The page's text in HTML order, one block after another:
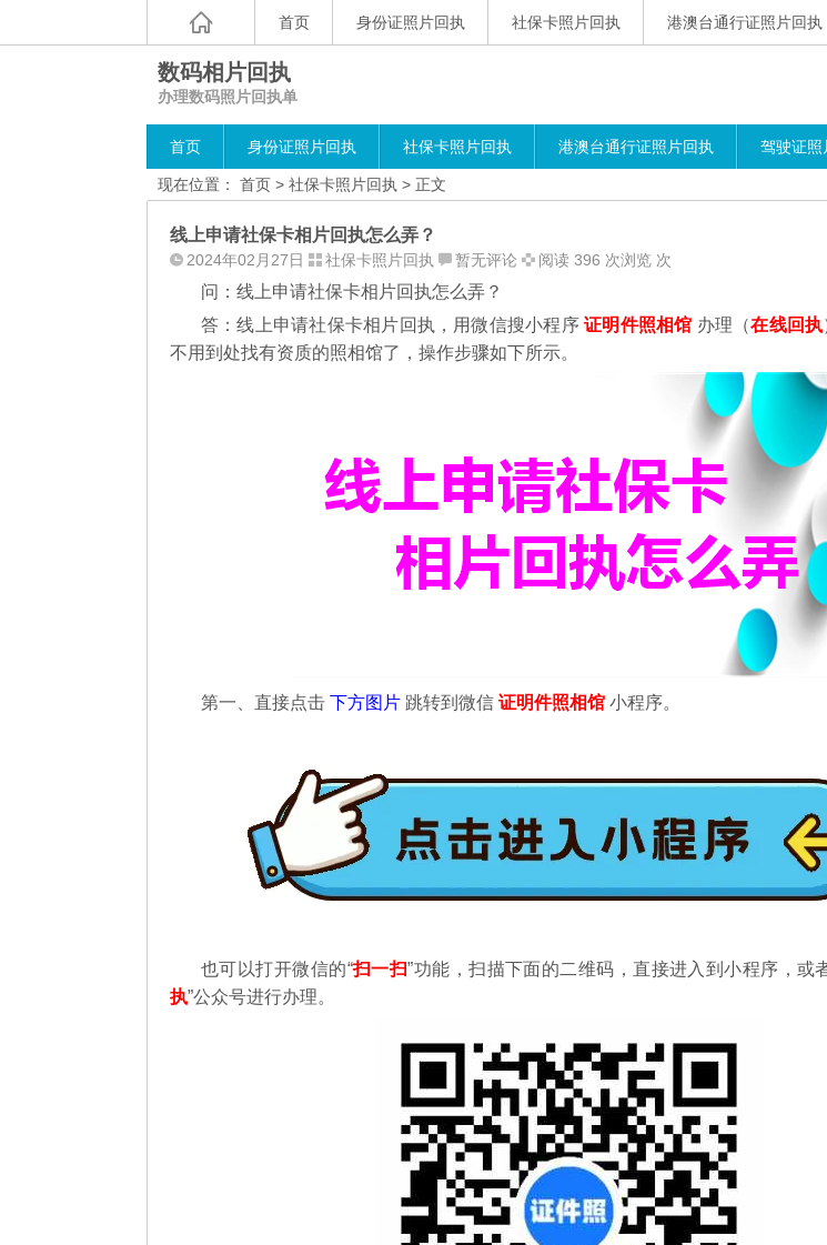
首页 身份证照片回执 社保卡照片回执 港澳台通行证照片回执
数码相片回执
办理数码照片回执单
首页 身份证照片回执 社保卡照片回执 港澳台通行证照片回执 驾驶证照
现在位置： 首页 > 社保卡照片回执 > 正文
线上申请社保卡相片回执怎么弄？
2024年02月27日 社保卡照片回执 暂无评论 阅读 396 次浏览 次
问：线上申请社保卡相片回执怎么弄？
答：线上申请社保卡相片回执，用微信搜小程序证明件照相馆 办理（在线回执
不用到处找有资质的照相馆了，操作步骤如下所示。
第一、直接点击 下方图片 跳转到微信 证明件照相馆 小程序。
也可以打开微信的“扫一扫”功能，扫描下面的二维码，直接进入到小程序，或
执”公众号进行办理。